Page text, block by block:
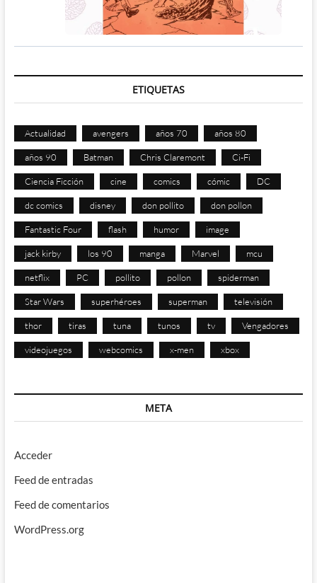
ETIQUETAS
Actualidad avengers años 70 años 80
años 90 Batman Chris Claremont Ci-Fi
Ciencia Ficción cine comics cómic DC
dc comics disney don pollito don pollon
Fantastic Four flash humor image
jack kirby los 90 manga Marvel mcu
netflix PC pollito pollon spiderman
Star Wars superhéroes superman televisión
thor tiras tuna tunos tv Vengadores
videojuegos webcomics x-men xbox
META
Acceder
Feed de entradas
Feed de comentarios
WordPress.org